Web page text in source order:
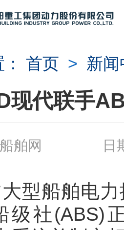
首页 > 新
现代联手
际船舶网 日
船舶电力
级社(ABS)